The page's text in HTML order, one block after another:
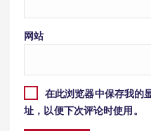
网站
在此浏览器中保存我的
址，以便下次评论时使用。